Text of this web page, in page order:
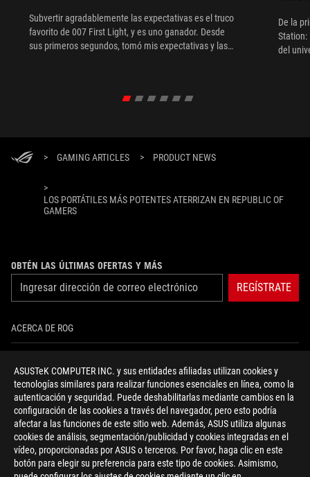
ASUSTeK COMPUTER INC. y sus entidades afiliadas utilizan cookies y
tecnologías similares para realizar funciones esenciales en línea, como la
autenticación y seguridad. Puede deshabilitarlas mediante cambios en la
configuración de las cookies a través del navegador, pero esto podría
afectar a las funciones de este sitio web. Además, ASUS utiliza algunas
cookies de análisis, segmentación/publicidad y cookies integradas en el
vídeo, proporcionadas por ASUS o terceros. Por favor, haga clic en este
botón para elegir su preferencia para este tipo de cookies. Asimismo,
Subvertir agradablemente las expectativas es el truco
favorito de 007 First Light, y es uno ganador. Desde
sus primeros segundos, tomó mis expectativas y las
verse envuelto en una de sus operaciones.
De la
Station:
del
> GAMING ARTICLES > PRODUCT NEWS
>
LOS PORTÁTILES MÁS POTENTES ATERRIZAN EN REPUBLIC OF
GAMERS
OBTÉN LAS ÚLTIMAS OFERTAS Y MÁS
REGÍSTRATE
ACERCA DE ROG
NEWSROOM
NOTICIAS
facebooktwitteryoutubeinstagramdiscord